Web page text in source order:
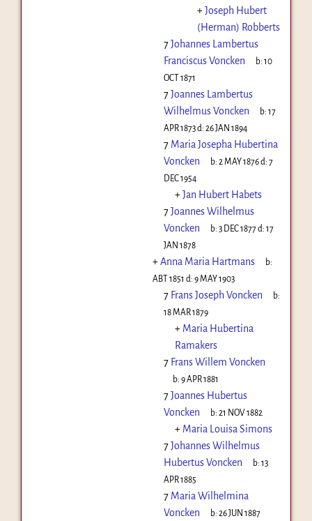
+Joseph Hubert
(Herman) Robberts
7Johannes Lambertus
Franciscus Voncken
b:10
OCT 1871
7Joannes Lambertus
Wilhelmus Voncken
b:17
APR 1873d: 26 JAN 1894
7 Maria Josepha Hubertina
Voncken
b:2 MAY 1876d:7
DEC 1954
+Jan Hubert Habets
7Joannes Wilhelmus
Voncken
b:3 DEC 1877d:17
JAN 1878
+Anna Maria Hartmans
b:
ABT 1851 d: 9 MAY 1903
7 Frans Joseph Voncken
b:
18 MAR 1879
+ Maria Hubertina
Ramakers
7 Frans Willem Voncken
b:9 APR 1881
7Joannes Hubertus
Voncken
b:21 NOV 1882
+ Maria Louisa Simons
7Johannes Wilhelmus
Hubertus Voncken
b:13
APR 1885
7 Maria Wilhelmina
Voncken
b:26 JUN 1887